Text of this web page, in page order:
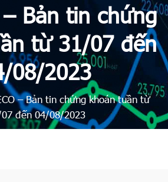
– Bản tin chứng
từ 31/07 đến
08/2023
– Bản tin chứng khoán tuần từ
đến 04/08/2023